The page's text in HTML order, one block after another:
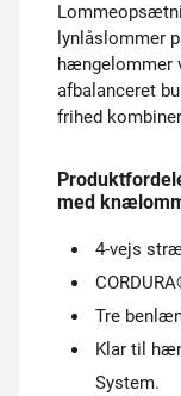
lynlåslommer
hængelommer
afbalanceret
frihed
med
4-vejs
Tre
Klar til
System.